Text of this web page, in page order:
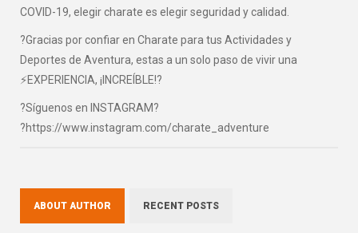
COVID-19, elegir charate es elegir seguridad y calidad.
?Gracias por confiar en Charate para tus Actividades y
Deportes de Aventura, estas a un solo paso de vivir una
⚡EXPERIENCIA, ¡INCREÍBLE!?
?Síguenos en INSTAGRAM?
?https://www.instagram.com/charate_adventure
ABOUT AUTHOR RECENT POSTS